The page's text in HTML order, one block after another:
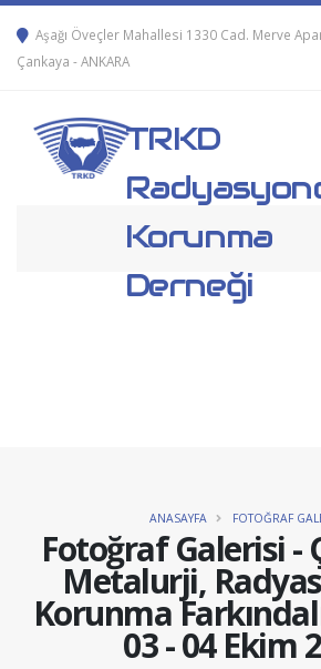
Aşağı Öveçler Mahallesi 1330 Cad. Merve
Çankaya - ANKARA
TRKD
Korunma
Derneği
Fotoğraf Galerisi -
Metalurji,
Korunma
03 - 04 Ekim
ANASAYFA FOTOĞRAF